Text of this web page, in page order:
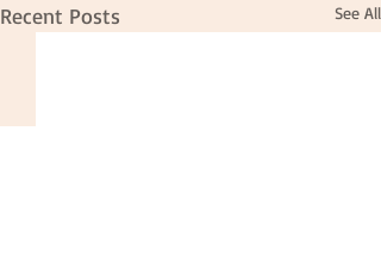
Recent Posts See All